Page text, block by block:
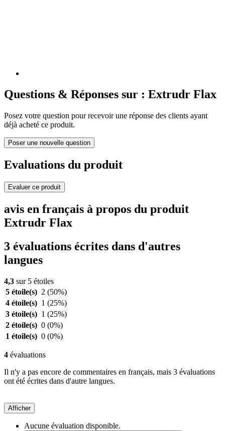
Questions & Réponses sur : Extrudr Flax
Posez votre question pour recevoir une réponse des clients ayant
déjà acheté ce produit.
Poser une nouvelle question
Evaluations du produit
Evaluer ce produit
avis en français à propos du produit
Extrudr Flax
3 évaluations écrites dans d'autres
langues
4,3 sur 5 étoiles
5 étoile(s) 2 (50%)
4 étoile(s) 1 (25%)
3 étoile(s) 1 (25%)
2 étoile(s) 0 (0%)
1 étoile(s) 0 (0%)
4 évaluations
Il n'y a pas encore de commentaires en français, mais 3 évaluations
ont été écrites dans d'autre langues.
Afficher
Aucune évaluation disponible.